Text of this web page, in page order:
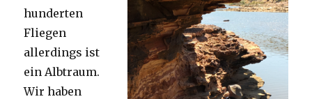
hunderten
Fliegen
allerdings ist
ein Albtraum.
Wir haben